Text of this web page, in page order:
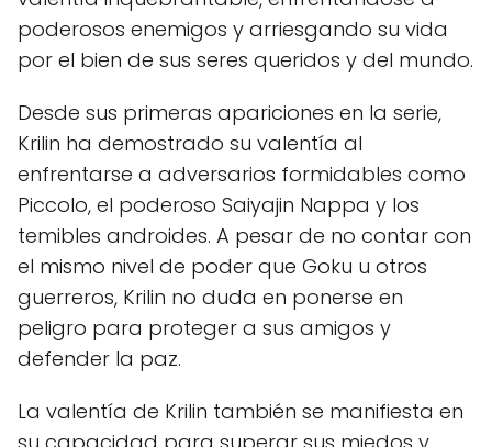
poderosos enemigos y arriesgando su vida
por el bien de sus seres queridos y del mundo.
Desde sus primeras apariciones en la serie,
Krilin ha demostrado su valentía al
enfrentarse a adversarios formidables como
Piccolo, el poderoso Saiyajin Nappa y los
temibles androides. A pesar de no contar con
el mismo nivel de poder que Goku u otros
guerreros, Krilin no duda en ponerse en
peligro para proteger a sus amigos y
defender la paz.
La valentía de Krilin también se manifiesta en